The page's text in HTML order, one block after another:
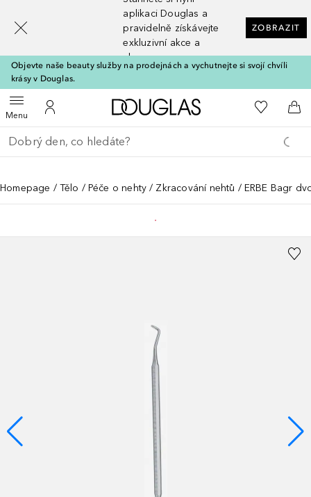
aplikaci Douglas a
pravidelně získávejte
exkluzivní akce a
slevy
ZOBRAZIT
Objevte naše beauty služby na prodejnách a vychutnejte si svojí chvíli
krásy v Douglas.
MenuOtevřít menuK mému účtu
Domů K mému
Do
Vraťte se
Proveďte vyhledávání
Homepage Tělo Péče o nehty Zkracování nehtů ERBE Bagr
[navigation.slideout.screenreader]